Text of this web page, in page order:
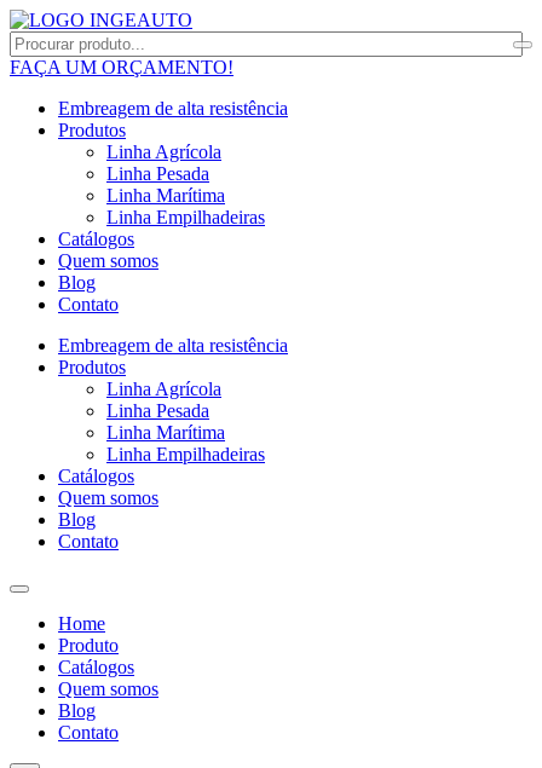
FAÇA UM ORÇAMENTO!
Embreagem de alta resistência
Produtos
Linha Agrícola
Linha Pesada
Linha Marítima
Linha Empilhadeiras
Catálogos
Quem somos
Blog
Contato
Embreagem de alta resistência
Produtos
Linha Agrícola
Linha Pesada
Linha Marítima
Linha Empilhadeiras
Catálogos
Quem somos
Blog
Contato
Home
Produto
Catálogos
Quem somos
Blog
Contato